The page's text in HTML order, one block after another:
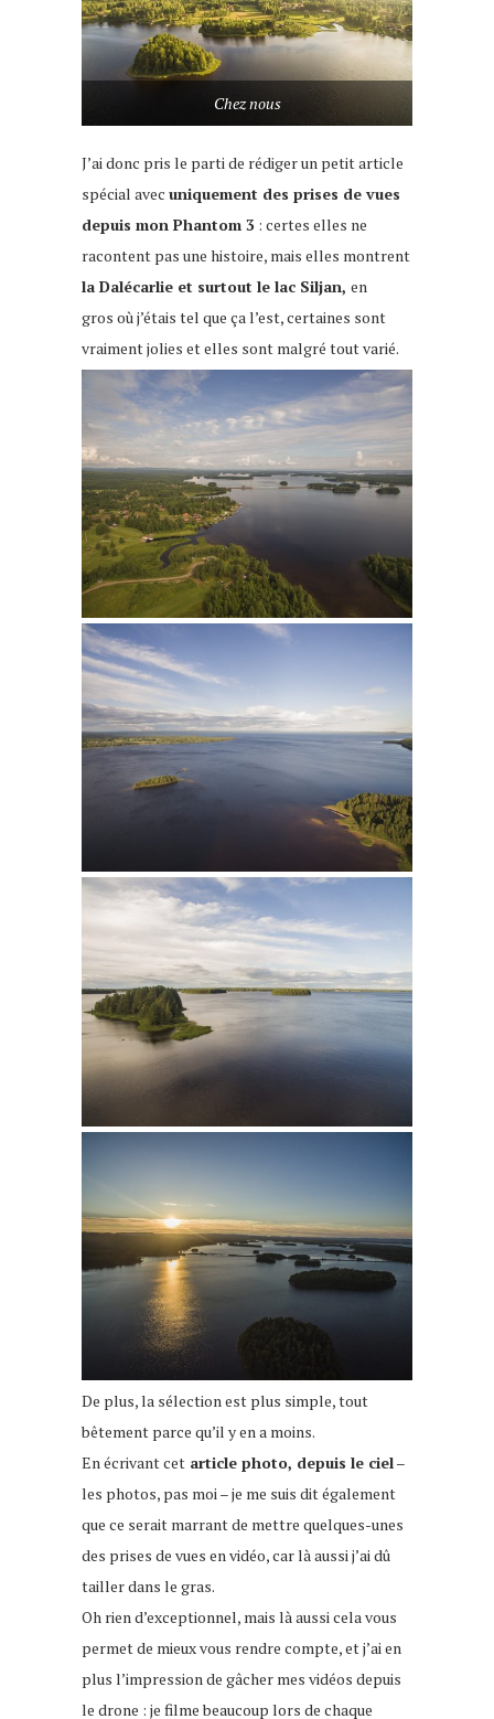
Chez nous
J’ai donc pris le parti de rédiger un petit article
spécial avec uniquement des prises de vues
depuis mon Phantom 3 : certes elles ne
racontent pas une histoire, mais elles montrent
la Dalécarlie et surtout le lac Siljan, en
gros où j’étais tel que ça l’est, certaines sont
vraiment jolies et elles sont malgré tout varié.
De plus, la sélection est plus simple, tout
bêtement parce qu’il y en a moins.
En écrivant cet article photo, depuis le ciel–
les photos, pas moi – je me suis dit également
que ce serait marrant de mettre quelques-unes
des prises de vues en vidéo, car là aussi j’ai dû
tailler dans le gras.
Oh rien d’exceptionnel, mais là aussi cela vous
permet de mieux vous rendre compte, et j’ai en
plus l’impression de gâcher mes vidéos depuis
le drone : je filme beaucoup lors de chaque